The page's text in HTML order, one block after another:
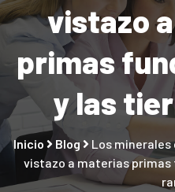
vistazo
primas
y las
Inicio Blog
Los
vistazo a materias